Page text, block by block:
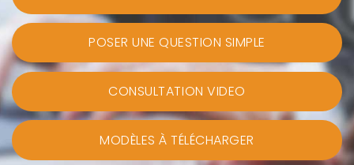
POSER UNE QUESTION SIMPLE
CONSULTATION VIDEO
MODÈLES À TÉLÉCHARGER